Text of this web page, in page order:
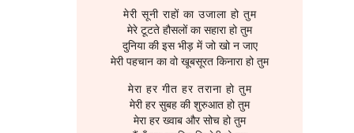
मेरी सूनी राहों का उजाला हो तुम
मेरे टूटते हौसलों का सहारा हो तुम
दुनिया की इस भीड़ में जो खो न जाए
मेरी पहचान का वो खूबसूरत किनारा हो तुम
मेरा हर गीत हर तराना हो तुम
मेरी हर सुबह की शुरुआत हो तुम
मेरा हर ख्वाब और सोच हो तुम